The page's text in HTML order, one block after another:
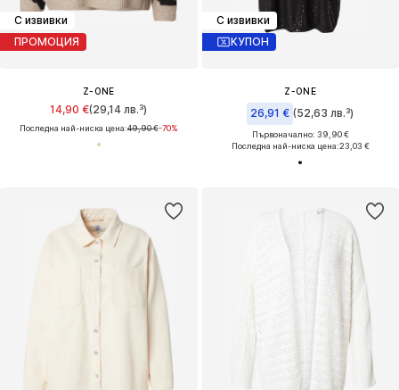
С извивки
ПРОМОЦИЯ
Z-ONE
14,90 €(29,14 лв.³)
Последна най-ниска цена:49,90 €-70%
С извивки
КУПОН
Z-ONE
26,91 € (52,63 лв.³)
Първоначално: 39,90 €
Последна най-ниска цена:23,03 €